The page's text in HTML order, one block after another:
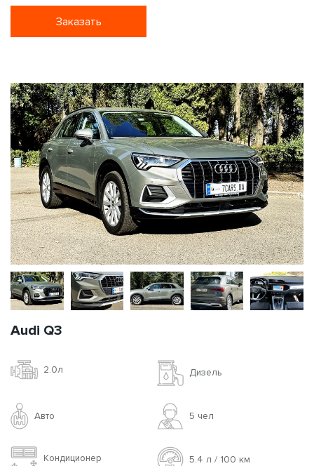
Заказать
Audi Q3
2.0л Дизель
Авто 5 чел
Кондиционер 5.4 л / 100 км